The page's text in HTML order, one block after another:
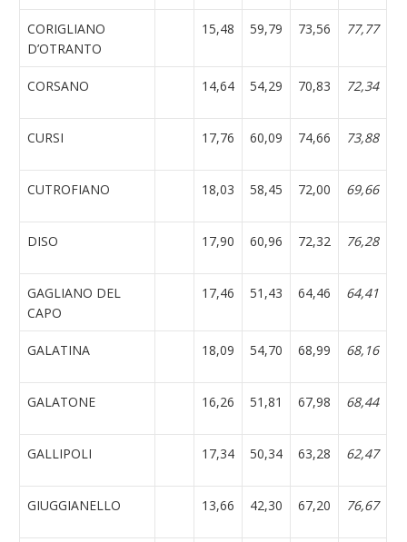
CORIGLIANO
D’OTRANTO
15,48 59,79 73,56 77,77
CORSANO 14,64 54,29 70,83 72,34
CURSI 17,76 60,09 74,66 73,88
CUTROFIANO 18,03 58,45 72,00 69,66
DISO 17,90 60,96 72,32 76,28
GAGLIANO DEL
CAPO
17,46 51,43 64,46 64,41
GALATINA 18,09 54,70 68,99 68,16
GALATONE 16,26 51,81 67,98 68,44
GALLIPOLI 17,34 50,34 63,28 62,47
GIUGGIANELLO 13,66 42,30 67,20 76,67